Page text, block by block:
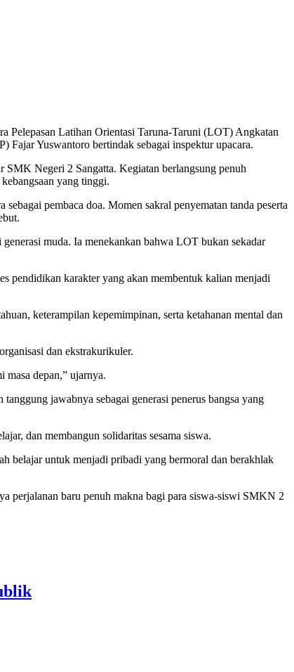
Pelepasan Latihan Orientasi Taruna-Taruni (LOT) Angkatan
Fajar Yuswantoro bertindak sebagai inspektur upacara.
SMK Negeri 2 Sangatta. Kegiatan berlangsung penuh
yang tinggi.
pembaca doa. Momen sakral penyematan tanda peserta
muda. Ia menekankan bahwa LOT bukan sekadar
pendidikan karakter yang akan membentuk kalian menjadi
keterampilan kepemimpinan, serta ketahanan mental dan
dan ekstrakurikuler.
depan,” ujarnya.
jawabnya sebagai generasi penerus bangsa yang
dan membangun solidaritas sesama siswa.
belajar untuk menjadi pribadi yang bermoral dan berakhlak
perjalanan baru penuh makna bagi para siswa-siswi SMKN 2